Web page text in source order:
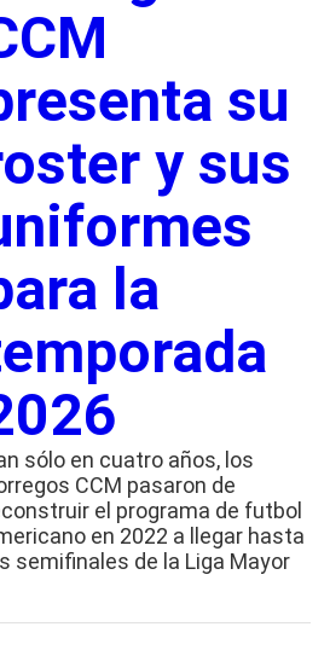
su
y sus
la
sólo en cuatro años, los
CCM pasaron de
el programa de futbol
en 2022 a llegar hasta
semifinales de la Liga Mayor